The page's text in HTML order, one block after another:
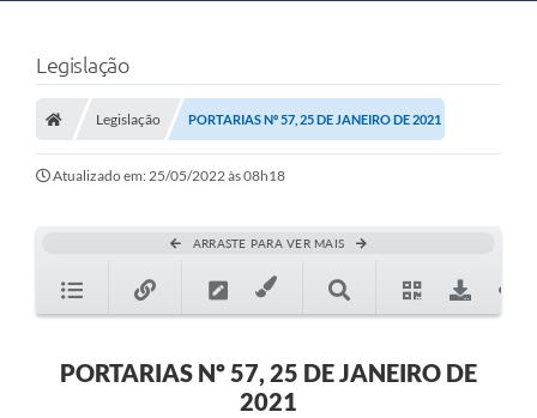
Legislação
Legislação PORTARIAS Nº 57, 25 DE JANEIRO DE 2021
Atualizado em: 25/05/2022 às 08h18
ARRASTE PARA VER MAIS
PORTARIAS Nº 57, 25 DE JANEIRO DE
2021